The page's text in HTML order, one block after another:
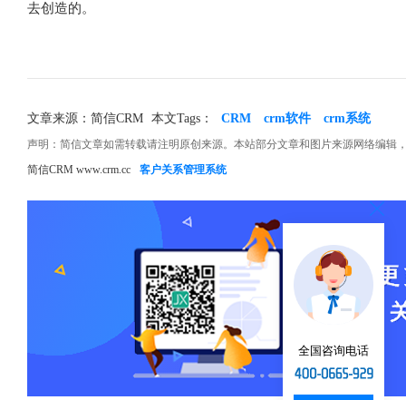
去创造的。
文章来源：简信CRM 本文Tags： CRM crm软件 crm系统
声明：简信文章如需转载请注明原创来源。本站部分文章和图片来源网络编
简信CRM www.crm.cc
客户关系管理系统
全国咨询电话